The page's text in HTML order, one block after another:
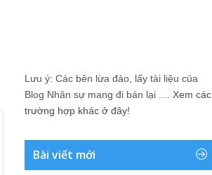
Lưu ý: Các bên lừa đảo, lấy tài liệu của
Blog Nhân sự mang đi bán lại .... Xem các
trường hợp khác ở đây!
Bài viết mới